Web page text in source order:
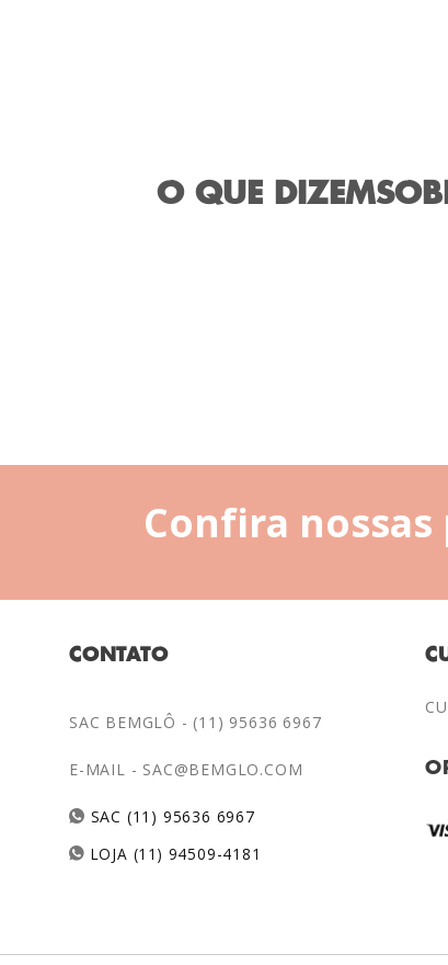
O QUE DIZEM
Confira
CONTATO
SAC BEMGLÔ - (11) 95636 6967
E-MAIL - SAC@BEMGLO.COM
SAC (11) 95636 6967
LOJA (11) 94509-4181